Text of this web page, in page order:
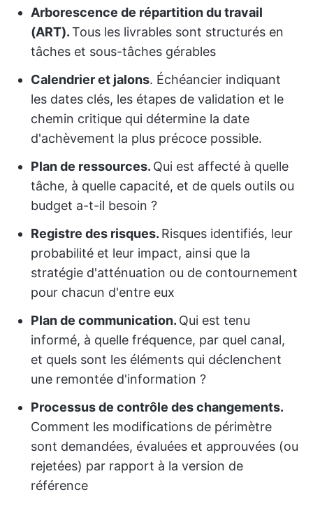
Arborescence de répartition du travail
(ART).Tous les livrables sont structurés en
tâches et sous-tâches gérables
Calendrier et jalons. Échéancier indiquant
les dates clés, les étapes de validation et le
chemin critique qui détermine la date
d'achèvement la plus précoce possible.
Plan de ressources. Qui est affecté à quelle
tâche, à quelle capacité, et de quels outils ou
budget a-t-il besoin ?
Registre des risques. Risques identifiés, leur
probabilité et leur impact, ainsi que la
stratégie d'atténuation ou de contournement
pour chacun d'entre eux
Plan de communication. Qui est tenu
informé, à quelle fréquence, par quel canal,
et quels sont les éléments qui déclenchent
une remontée d'information ?
Processus de contrôle des changements.
Comment les modifications de périmètre
sont demandées, évaluées et approuvées (ou
rejetées) par rapport à la version de
référence